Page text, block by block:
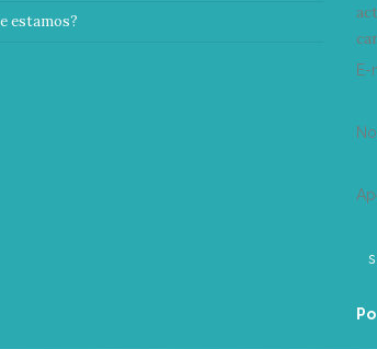
estamos?